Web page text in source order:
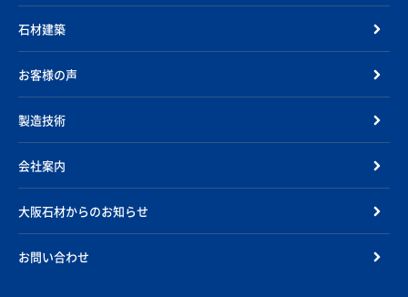
石材建築
お客様の声
製造技術
会社案内
大阪石材からのお知らせ
お問い合わせ